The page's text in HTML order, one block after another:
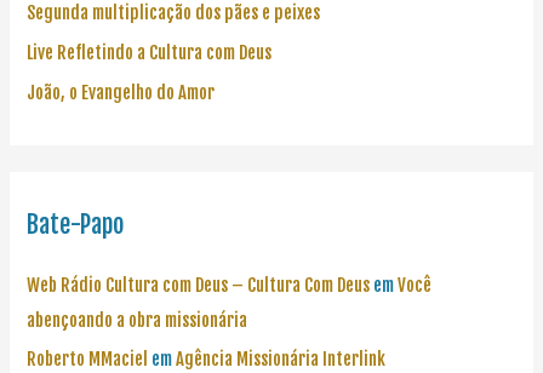
Segunda multiplicação dos pães e peixes
Live Refletindo a Cultura com Deus
João, o Evangelho do Amor
Bate-Papo
Web Rádio Cultura com Deus – Cultura Com Deus emVocê
abençoando a obra missionária
Roberto MMaciel emAgência Missionária Interlink